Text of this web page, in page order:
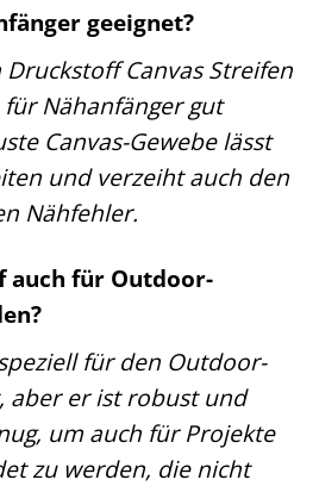
geeignet?
Druckstoff Canvas Streifen
Nähanfänger gut
Canvas-Gewebe lässt
und verzeiht auch den
Nähfehler.
auch für Outdoor-
für den Outdoor-
aber er ist robust und
um auch für Projekte
zu werden, die nicht